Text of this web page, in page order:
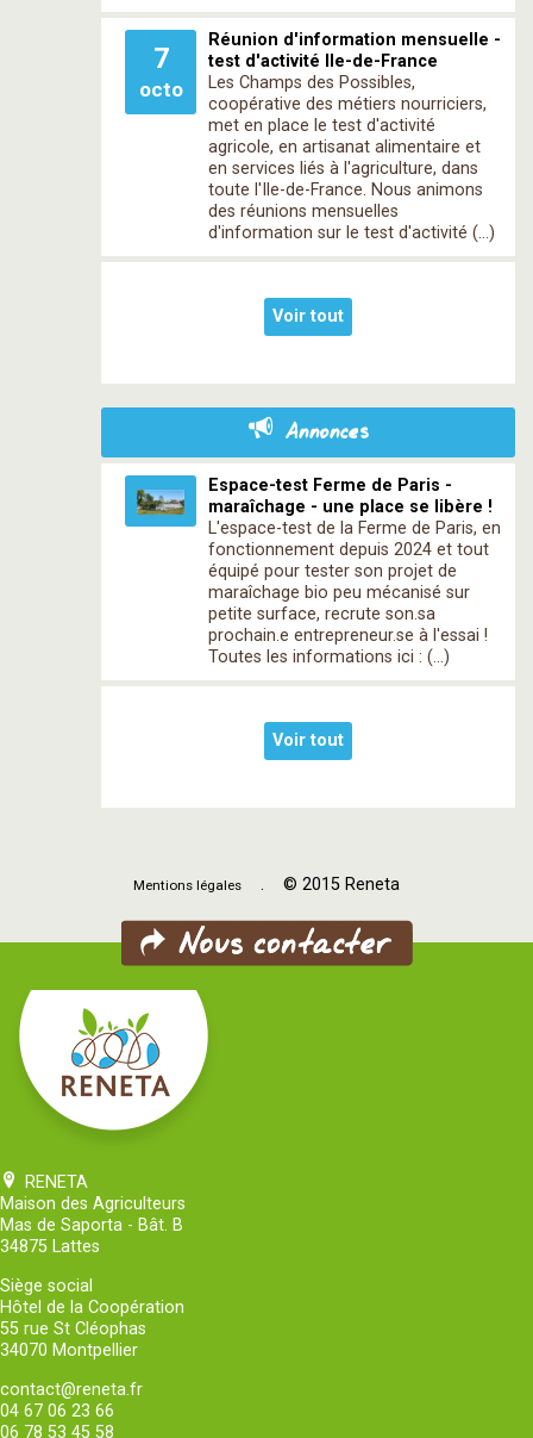
7
octo
Réunion d'information mensuelle -
test d'activité Ile-de-France
Les Champs des Possibles,
coopérative des métiers nourriciers,
met en place le test d'activité
agricole, en artisanat alimentaire et
en services liés à l'agriculture, dans
toute l'Ile-de-France. Nous animons
des réunions mensuelles
d'information sur le test d'activité (…)
Voir tout
Annonces
Espace-test Ferme de Paris -
maraîchage - une place se libère !
L'espace-test de la Ferme de Paris, en
fonctionnement depuis 2024 et tout
équipé pour tester son projet de
maraîchage bio peu mécanisé sur
petite surface, recrute son.sa
prochain.e entrepreneur.se à l'essai !
Toutes les informations ici : (…)
Voir tout
Mentions légales . © 2015 Reneta
RENETA
Maison des Agriculteurs
Mas de Saporta - Bât. B
34875 Lattes
Siège social
Hôtel de la Coopération
55 rue St Cléophas
34070 Montpellier
contact@reneta.fr
04 67 06 23 66
06 78 53 45 58